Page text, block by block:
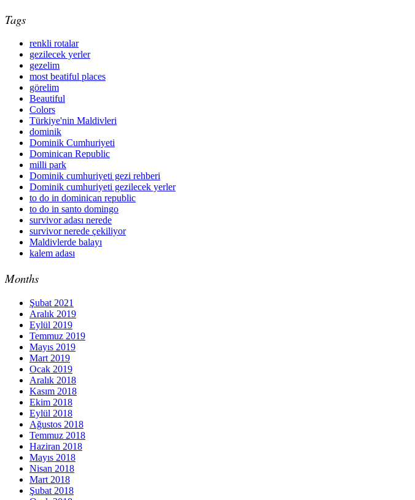
Tags
renkli rotalar
gezilecek yerler
gezelim
most beatiful places
görelim
Beautiful
Colors
Türkiye'nin Maldivleri
dominik
Dominik Cumhuriyeti
Dominican Republic
milli park
Dominik cumhuriyeti gezi rehberi
Dominik cumhuriyeti gezilecek yerler
to do in dominican republic
to do in santo domingo
survivor adası nerede
survivor nerede çekiliyor
Maldivlerde balayı
kalem adası
Months
Şubat 2021
Aralık 2019
Eylül 2019
Temmuz 2019
Mayıs 2019
Mart 2019
Ocak 2019
Aralık 2018
Kasım 2018
Ekim 2018
Eylül 2018
Ağustos 2018
Temmuz 2018
Haziran 2018
Mayıs 2018
Nisan 2018
Mart 2018
Şubat 2018